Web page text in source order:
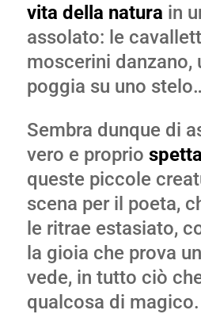
vita della natura in
assolato: le
moscerini danzano,
poggia su uno
Sembra dunque di
vero e proprio
queste piccole
scena per il poeta,
le ritrae estasiato,
la gioia che prova
vede, in tutto ciò
qualcosa di